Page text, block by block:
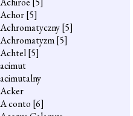
Achor[5]
Achromatyczny[5]
Achromatyzm[5]
Achtel[5]
acimut
acimutalny
Acker
A conto [6]